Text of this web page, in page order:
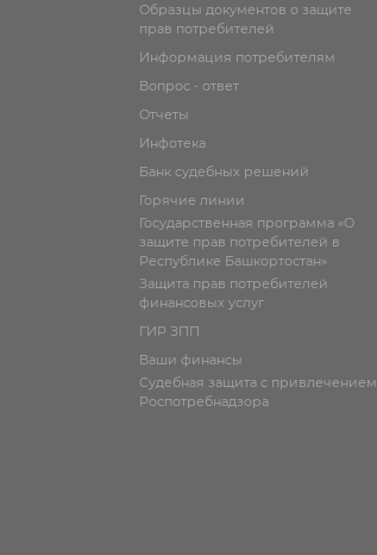
Образцы документов о защите
прав потребителей
Информация потребителям
Вопрос - ответ
Отчеты
Инфотека
Банк судебных решений
Горячие линии
Государственная программа «О
защите прав потребителей в
Республике Башкортостан»
Защита прав потребителей
финансовых услуг
ГИР ЗПП
Ваши финансы
Судебная защита с привлечением
Роспотребнадзора